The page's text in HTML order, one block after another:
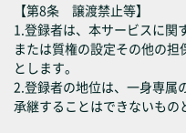
【第8条 譲渡禁止等】
1.登録者は、本サービスに関
または質権の設定その他の
とします。
2.登録者の地位は、一身専属
承継することはできないもの